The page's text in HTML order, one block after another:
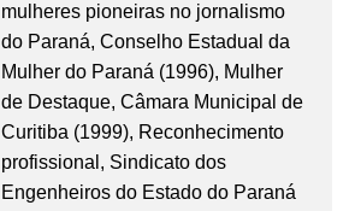
mulheres pioneiras no jornalismo
do Paraná, Conselho Estadual da
Mulher do Paraná (1996), Mulher
de Destaque, Câmara Municipal de
Curitiba (1999), Reconhecimento
profissional, Sindicato dos
Engenheiros do Estado do Paraná